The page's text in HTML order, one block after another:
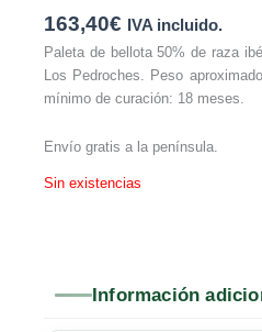
163,40€ IVA incluido.
Paleta de bellota 50% de raza
Los Pedroches. Peso
mínimo de curación: 18 meses.
Envío gratis a la península.
Sin existencias
Información